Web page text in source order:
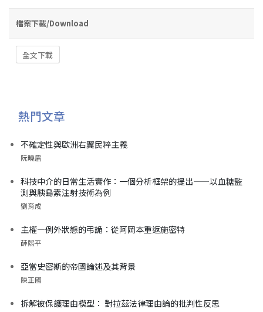
檔案下載/Download
全文下載
熱門文章
不確定性與歐洲右翼民粹主義
阮曉眉
科技中介的日常生活實作：一個分析框架的提出——以血糖監
測與胰島素注射技術為例
劉育成
主權—例外狀態的弔詭：從阿岡本重返施密特
薛熙平
亞當史密斯的帝國論述及其背景
陳正國
拆解被保護理由模型： 對拉茲法律理由論的批判性反思